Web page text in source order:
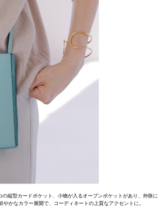
縦型カードポケット、小物が入るオープンポケットがあり、外側に
かなカラー展開で、コーディネートの上質なアクセントに。